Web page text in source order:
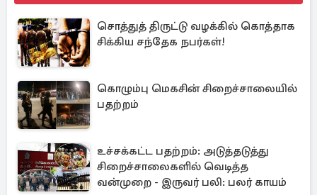
சொத்துத் திருட்டு வழக்கில் கொத்தாக
சிக்கிய சந்தேக நபர்கள்!
கொழும்பு மெகசின் சிறைச்சாலையில்
பதற்றம்
உச்சக்கட்ட பதற்றம்: அடுத்தடுத்து
சிறைச்சாலைகளில் வெடித்த
வன்முறை - இருவர் பலி: பலர் காயம்